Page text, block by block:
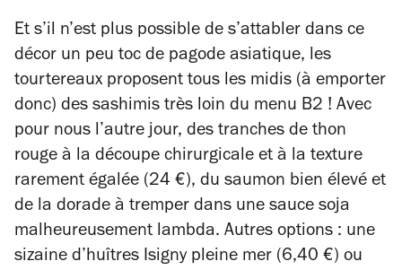
Et s’il n’est plus possible de s’attabler dans ce
décor un peu toc de pagode asiatique, les
tourtereaux proposent tous les midis (à emporter
donc) des sashimis très loin du menu B2 ! Avec
pour nous l’autre jour, des tranches de thon
rouge à la découpe chirurgicale et à la texture
rarement égalée (24 €), du saumon bien élevé et
de la dorade à tremper dans une sauce soja
malheureusement lambda. Autres options : une
sizaine d’huîtres Isigny pleine mer (6,40 €) ou